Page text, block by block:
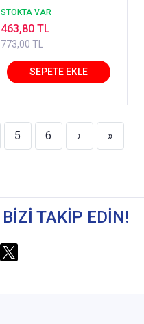
Ders Notu İlke Açan
STOKTA VAR
773,00 TL
463,80 TL
5 6 › »
BİZİ TAKİP EDİN!